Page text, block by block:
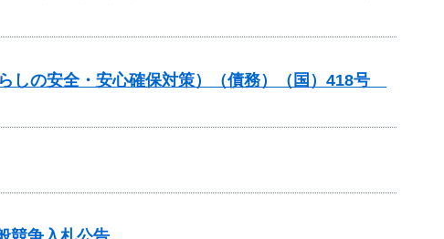
しの安全・安心確保対策）（債務）（国）418号